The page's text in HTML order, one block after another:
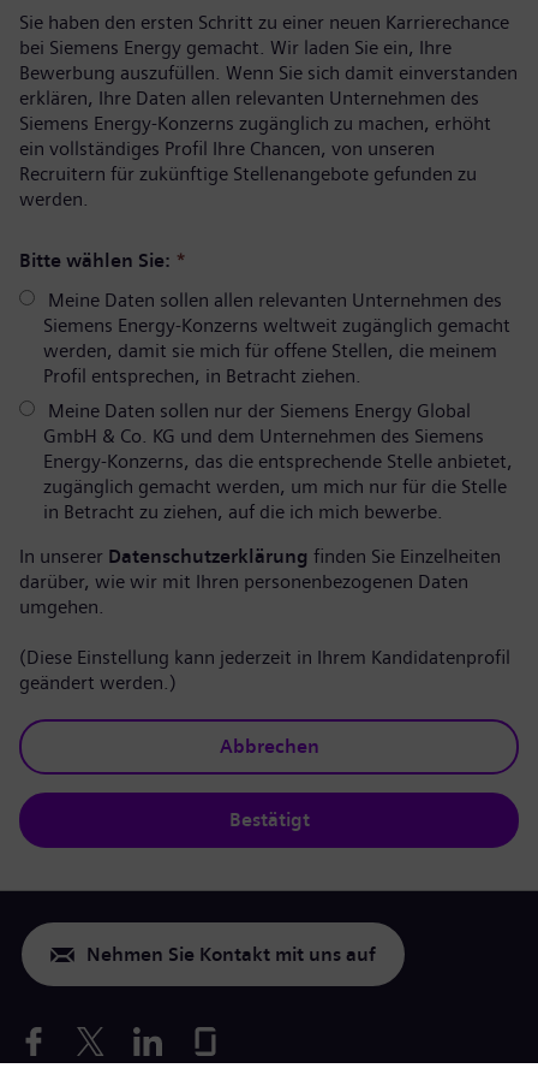
Sie haben den ersten Schritt zu einer neuen Karrierechance
bei Siemens Energy gemacht. Wir laden Sie ein, Ihre
Bewerbung auszufüllen. Wenn Sie sich damit einverstanden
erklären, Ihre Daten allen relevanten Unternehmen des
Siemens Energy-Konzerns zugänglich zu machen, erhöht
ein vollständiges Profil Ihre Chancen, von unseren
Recruitern für zukünftige Stellenangebote gefunden zu
werden.
Bitte wählen Sie: *
Meine Daten sollen allen relevanten Unternehmen des
Siemens Energy-Konzerns weltweit zugänglich gemacht
werden, damit sie mich für offene Stellen, die meinem
Profil entsprechen, in Betracht ziehen.
Meine Daten sollen nur der Siemens Energy Global
GmbH & Co. KG und dem Unternehmen des Siemens
Energy-Konzerns, das die entsprechende Stelle anbietet,
zugänglich gemacht werden, um mich nur für die Stelle
in Betracht zu ziehen, auf die ich mich bewerbe.
In unserer Datenschutzerklärung finden Sie Einzelheiten
darüber, wie wir mit Ihren personenbezogenen Daten
umgehen.
(Diese Einstellung kann jederzeit in Ihrem Kandidatenprofil
geändert werden.)
Abbrechen
Bestätigt
Nehmen Sie Kontakt mit uns auf